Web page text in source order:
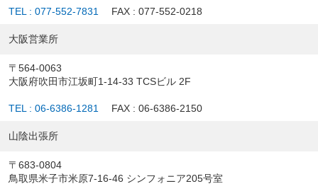
TEL : 077-552-7831 FAX : 077-552-0218
大阪営業所
〒564-0063
大阪府吹田市江坂町1-14-33 TCSビル 2F
TEL : 06-6386-1281 FAX : 06-6386-2150
山陰出張所
〒683-0804
鳥取県米子市米原7-16-46 シンフォニア205号室